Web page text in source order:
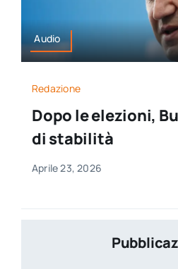
Audio
Redazione
Dopo le elezioni,
di stabilità
Aprile 23, 2026